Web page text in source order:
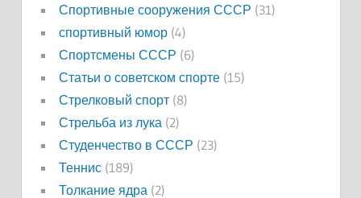
Спортивные сооружения СССР (31)
спортивный юмор(4)
Спортсмены СССР (6)
Статьи о советском спорте(15)
Стрелковый спорт(8)
Стрельба из лука (2)
Студенчество в СССР (23)
Теннис(189)
Толкание ядра (2)